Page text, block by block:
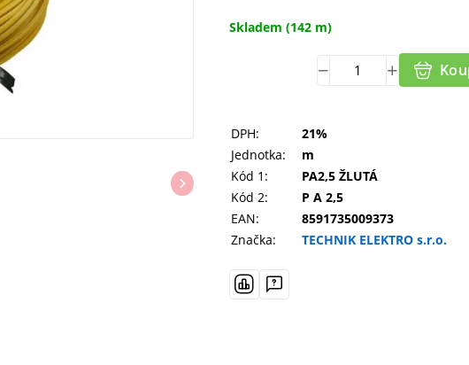
Skladem (142 m)
DPH:
21%
Jednotka:
m
Kód 1:
PA2,5 ŽLUTÁ
Kód 2:
P A 2,5
EAN:
8591735009373
Značka:
TECHNIK ELEKTRO s.r.o.